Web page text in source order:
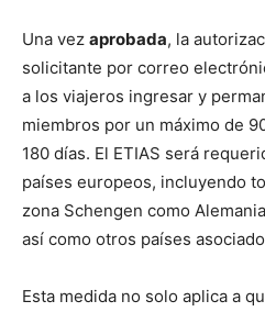
Una vez aprobada, la
solicitante por correo
a los viajeros ingresar y
miembros por un máximo de
180 días. El ETIAS será
países europeos, incluyendo
zona Schengen como
así como otros países
Esta medida no solo aplica a